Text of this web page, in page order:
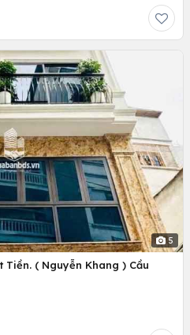
5
Tiền. ( Nguyễn Khang ) Cầu